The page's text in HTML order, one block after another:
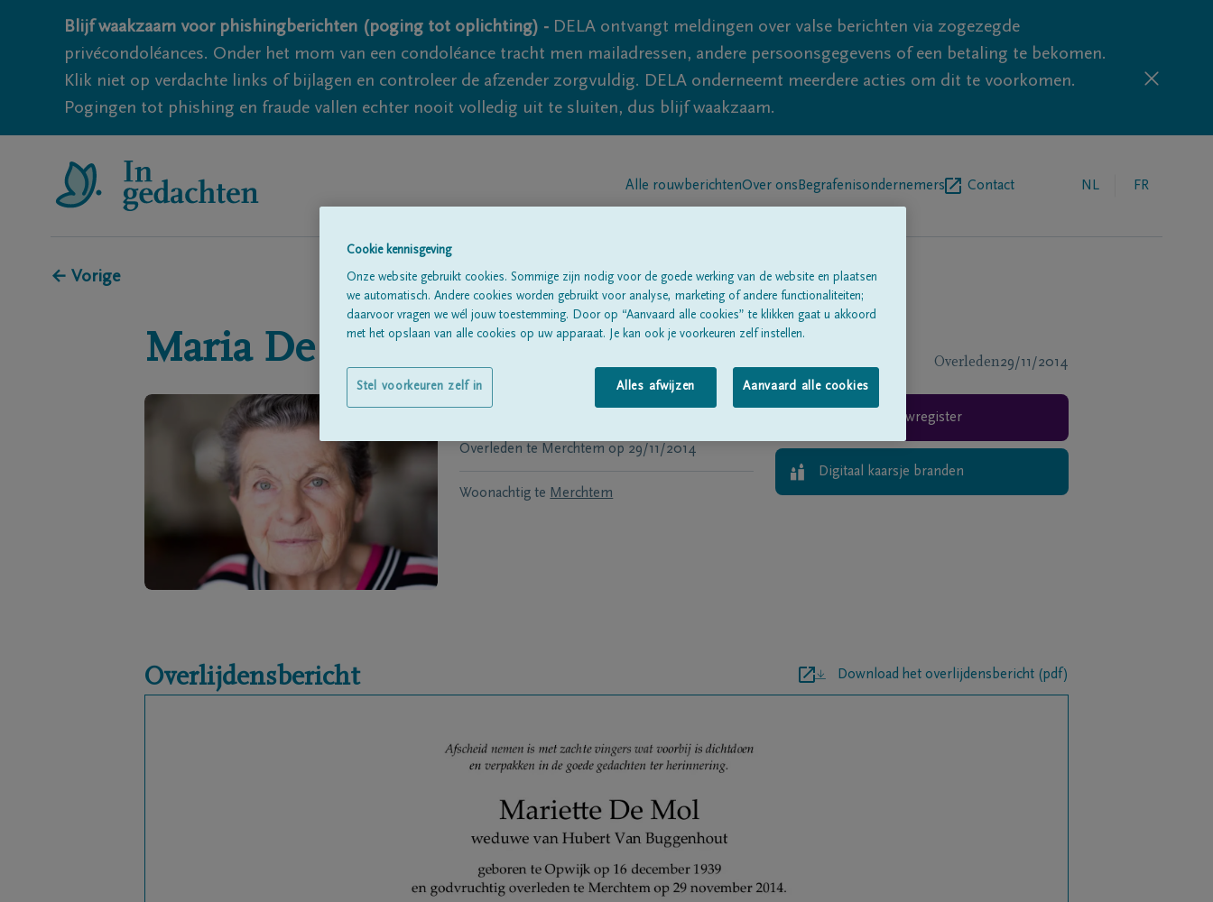
Blijf waakzaam voor phishingberichten (poging tot oplichting) - DELA ontvangt meldingen over valse berichten via zogezegde
privécondoléances. Onder het mom van een condoléance tracht men mailadressen, andere persoonsgegevens of een betaling te bekomen.
Klik niet op verdachte links of bijlagen en controleer de afzender zorgvuldig. DELA onderneemt meerdere acties om dit te voorkomen.
Pogingen tot phishing en fraude vallen echter nooit volledig uit te sluiten, dus blijf waakzaam.
Alle rouwberichtenOver ons Begrafenisondernemers Contact NL FR
← Vorige
Maria De Mol Overleden29/11/2014
Geboren te op 16/12/1939
Overleden te Merchtem op 29/11/2014
Woonachtig te Merchtem
Rouwregister
Digitaal kaarsje branden
Overlijdensbericht Download het overlijdensbericht (pdf)
Cookie kennisgeving
Onze website gebruikt cookies. Sommige zijn nodig voor de goede werking van de website en plaatsen
we automatisch. Andere cookies worden gebruikt voor analyse, marketing of andere functionaliteiten;
daarvoor vragen we wél jouw toestemming. Door op “Aanvaard alle cookies” te klikken gaat u akkoord
met het opslaan van alle cookies op uw apparaat. Je kan ook je voorkeuren zelf instellen.
Alles afwijzen Aanvaard alle cookies
Stel voorkeuren zelf in